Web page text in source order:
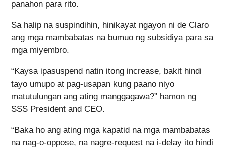
panahon para rito.
Sa halip na suspindihin, hinikayat ngayon ni de Claro
ang mga mambabatas na bumuo ng subsidiya para sa
mga miyembro.
“Kaysa ipasuspend natin itong increase, bakit hindi
tayo umupo at pag-usapan kung paano niyo
matutulungan ang ating manggagawa?” hamon ng
SSS President and CEO.
“Baka ho ang ating mga kapatid na mga mambabatas
na nag-o-oppose, na nagre-request na i-delay ito hindi